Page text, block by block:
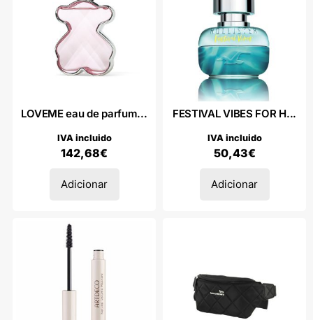
LOVEME eau de parfum...
142,68€
IVA incluido
Adicionar
FESTIVAL VIBES FOR H...
50,43€
IVA incluido
Adicionar